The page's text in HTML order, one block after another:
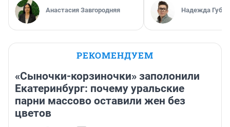
Анастасия Завгородняя Надежда
РЕКОМЕНДУЕМ
«Сыночки-корзиночки» заполонили
Екатеринбург: почему уральские
парни массово оставили жен без
цветов